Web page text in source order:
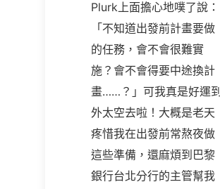
Plurk上面擔心地噗了說：
「不知道出發前計畫要做
的任務，會不會很難實
施？會不會得要中途換計
畫……？」可我真是好運到
外太空去啦！大概是老天
疼惜我在出發前常熬夜做
這些準備，還麻煩到巴黎
銀行台北分行的主管幫我